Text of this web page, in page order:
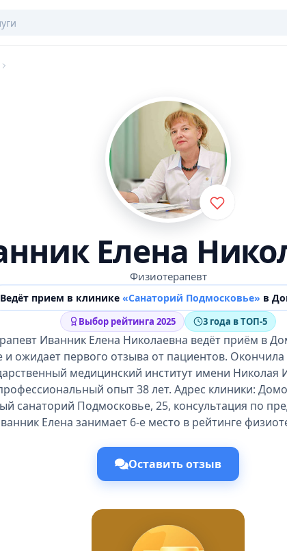
Елена
Физиотерапевт
Ведёт прием в клинике «Санаторий Подмосковье» в
Выбор рейтинга 2025 3 года в ТОП-5
Иванник Елена Николаевна ведёт приём в
и ожидает первого отзыва от пациентов.
медицинский институт имени Николая
опыт 38 лет. Адрес клиники:
санаторий Подмосковье, 25, консультация по
Елена занимает 6-е место в рейтинге
Оставить отзыв